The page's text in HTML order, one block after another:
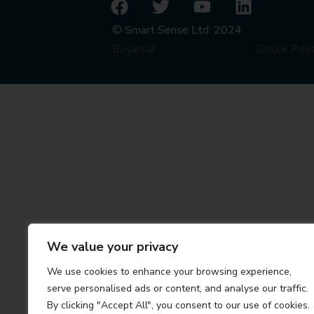
We value your privacy
We use cookies to enhance your browsing experience,
serve personalised ads or content, and analyse our traffic.
By clicking "Accept All", you consent to our use of cookies.
© Smart Sense Ltd. 2024
Beyanlar Gizlilik